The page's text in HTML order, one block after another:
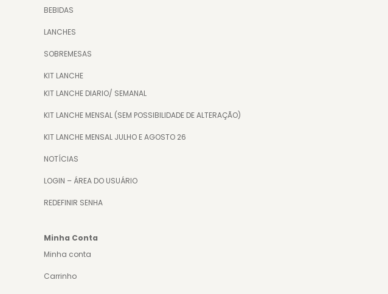
BEBIDAS
LANCHES
SOBREMESAS
KIT LANCHE
KIT LANCHE DIARIO/ SEMANAL
KIT LANCHE MENSAL (SEM POSSIBILIDADE DE ALTERAÇÃO)
KIT LANCHE MENSAL JULHO E AGOSTO 26
NOTÍCIAS
LOGIN – ÁREA DO USUÁRIO
REDEFINIR SENHA
Minha Conta
Minha conta
Carrinho